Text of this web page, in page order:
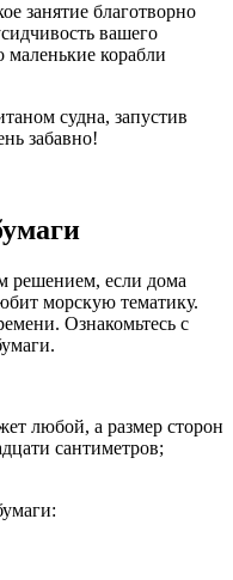
занятие благотворно
вашего
корабли
судна, запустив
забавно!
решением, если дома
морскую тематику.
Ознакомьтесь с
любой, а размер сторон
сантиметров;